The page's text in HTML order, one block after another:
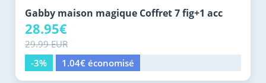
Gabby maison magique Coffret 7 fig+1 acc
28.95€
29.99 EUR
-3%
1.04€ économisé